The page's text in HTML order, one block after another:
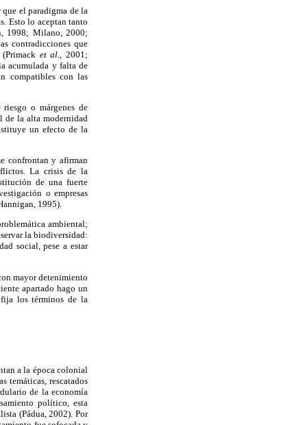
el paradigma de la
Esto lo aceptan tanto
1998; Milano, 2000;
contradicciones que
et al.,
2001;
acumulada y falta de
compatibles con las
riesgo o márgenes de
de la alta modernidad
un efecto de la
confrontan y afirman
La crisis de la
de una fuerte
o empresas
1995).
ambiental;
la biodiversidad:
social, pese a estar
mayor detenimiento
apartado hago un
los términos de la
a la época colonial
temáticas, rescatados
de la economía
político, esta
(Pádua, 2002). Por